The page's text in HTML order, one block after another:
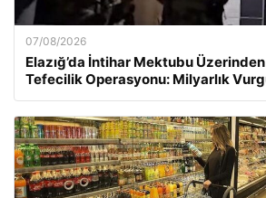
07/08/2026
Elazığ’da İntihar Mektubu
Tefecilik Operasyonu: Milyarlık